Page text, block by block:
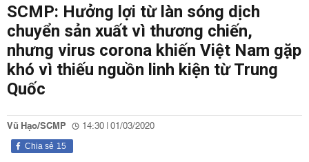
SCMP: Hưởng lợi từ làn sóng dịch
chuyển sản xuất vì thương chiến,
nhưng virus corona khiến Việt Nam gặp
khó vì thiếu nguồn linh kiện từ Trung
Quốc
Vũ Hạo/SCMP 14:30 | 01/03/2020
15
Chia sẻ